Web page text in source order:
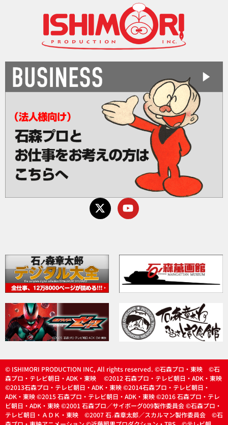
© ISHIMORI PRODUCTION INC, All rights reserved. ©石森プロ・東映 ©石
森プロ・テレビ朝日・ADK・東映 ©2012 石森プロ・テレビ朝日・ADK・東映
©2013石森プロ・テレビ朝日・ADK・東映 ©2014石森プロ・テレビ朝日・
ADK・東映 ©2015 石森プロ・テレビ朝日・ADK・東映 ©2016 石森プロ・テレ
ビ朝日・ADK・東映 ©2001 石森プロ／サイボーグ009製作委員会 ©石森プロ・
テレビ朝日・ＡＤＫ・東映 ©2007 石 ノ森章太郎／スカルマン製作委員会 ©石